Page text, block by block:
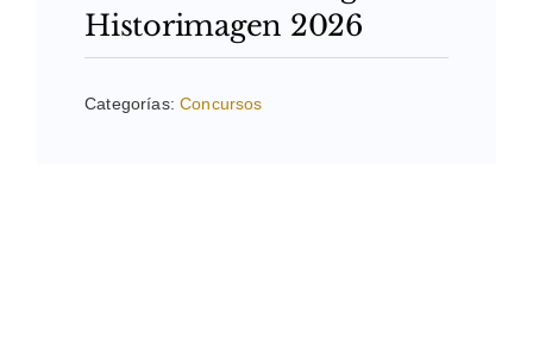
Historimagen 2026
Categorías:Concursos